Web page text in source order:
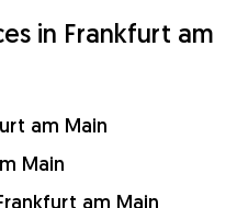
in Frankfurt am
am Main
Main
am Main